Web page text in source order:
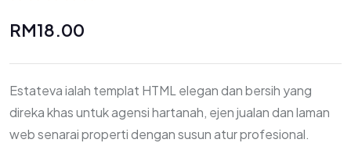
RM18.00
Estateva ialah templat HTML elegan dan bersih yang
direka khas untuk agensi hartanah, ejen jualan dan laman
web senarai properti dengan susun atur profesional.